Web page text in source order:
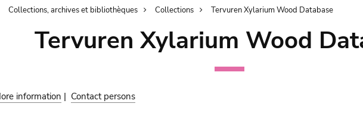
Collections, archives et bibliothèques Collections Tervuren Xylarium Wood Database
Tervuren Xylarium Wood
information | Contact persons